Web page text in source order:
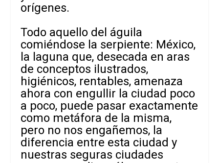
orígenes.
Todo aquello del águila
comiéndose la serpiente: México,
la laguna que, desecada en aras
de conceptos ilustrados,
higiénicos, rentables, amenaza
ahora con engullir la ciudad poco
a poco, puede pasar exactamente
como metáfora de la misma,
pero no nos engañemos, la
diferencia entre esta ciudad y
nuestras seguras ciudades